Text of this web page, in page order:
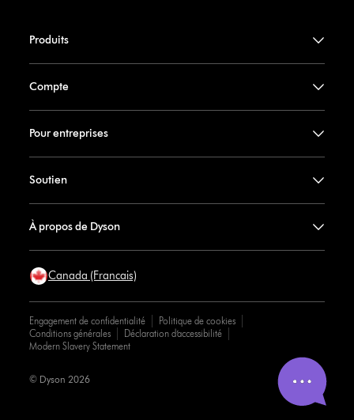
Produits
Compte
Pour entreprises
Soutien
À propos de Dyson
Canada (Francais)
Engagement de confidentialité
Politique de cookies
Conditions générales
Déclaration d’accessibilité
Modern Slavery Statement
© Dyson 2026